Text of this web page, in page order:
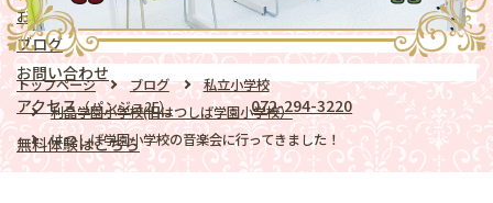
お知らせ
ブログ
お問い合わせ
アクセス（パンジョ2F）
072-294-3220
無料体験はこちら
トップページ ブログ
私立小学校
利晶学園小学校(旧はつしば学園小学校）
はつしば学園小学校の音楽会に行ってきました！